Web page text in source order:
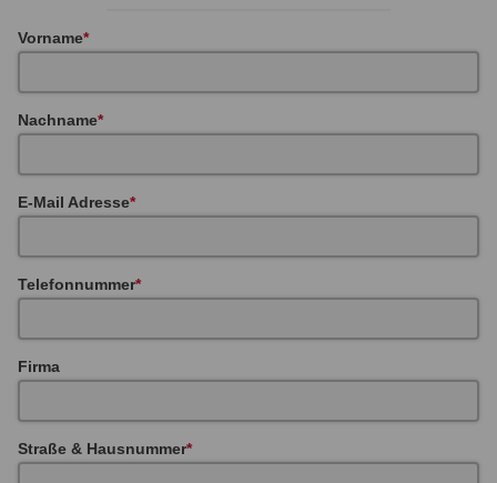
Vorname
Nachname
E-Mail Adresse
Telefonnummer
Firma
Straße & Hausnummer